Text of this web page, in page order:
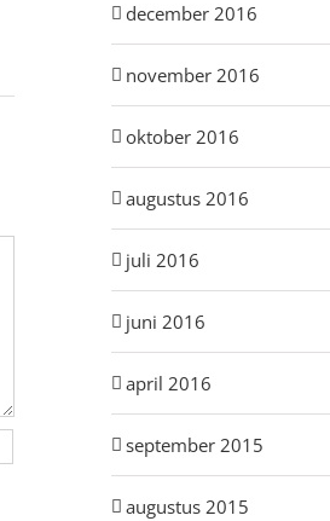
december 2016
november 2016
oktober 2016
augustus 2016
juli 2016
juni 2016
april 2016
september 2015
augustus 2015